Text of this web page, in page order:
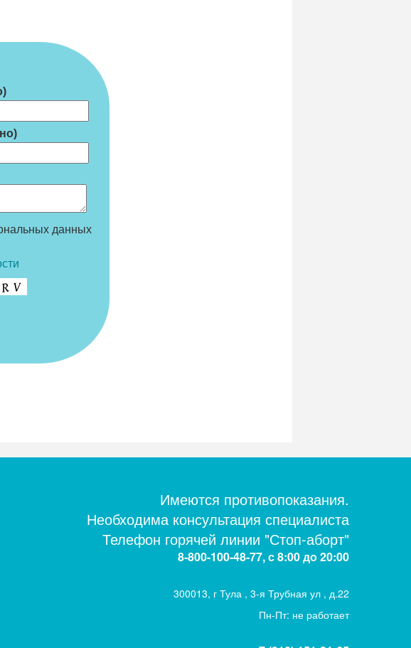
данных
Имеются противопоказания.
Необходима консультация специалиста
Телефон горячей линии "Стоп-аборт"
8-800-100-48-77, с 8:00 до 20:00
300013, г Тула , 3-я Трубная ул , д.22
Пн-Пт: не работает